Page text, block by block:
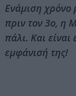
Ενάμιση χρόνο
πριν τον 3ο, η
πάλι. Και
εμφάνισή της!